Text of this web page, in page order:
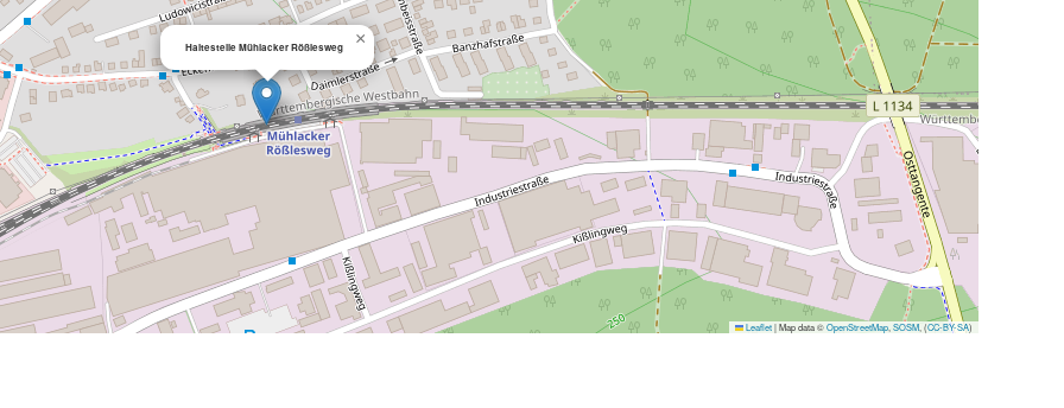
Haltestelle Mühlacker Rößlesweg ×
Leaflet|Map data ©OpenStreetMap SOSM , (CC-BY-SA)